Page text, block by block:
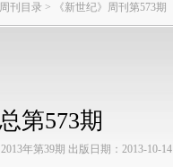
刊目录 > 《新世纪》周刊第573期
第573期
年第39期 出版日期：2013-10-14